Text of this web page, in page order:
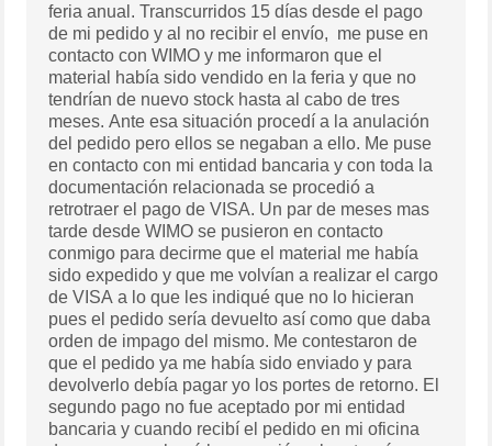
feria anual. Transcurridos 15 días desde el pago
de mi pedido y al no recibir el envío, me puse en
contacto con WIMO y me informaron que el
material había sido vendido en la feria y que no
tendrían de nuevo stock hasta al cabo de tres
meses. Ante esa situación procedí a la anulación
del pedido pero ellos se negaban a ello. Me puse
en contacto con mi entidad bancaria y con toda la
documentación relacionada se procedió a
retrotraer el pago de VISA. Un par de meses mas
tarde desde WIMO se pusieron en contacto
conmigo para decirme que el material me había
sido expedido y que me volvían a realizar el cargo
de VISA a lo que les indiqué que no lo hicieran
pues el pedido sería devuelto así como que daba
orden de impago del mismo. Me contestaron de
que el pedido ya me había sido enviado y para
devolverlo debía pagar yo los portes de retorno. El
segundo pago no fue aceptado por mi entidad
bancaria y cuando recibí el pedido en mi oficina